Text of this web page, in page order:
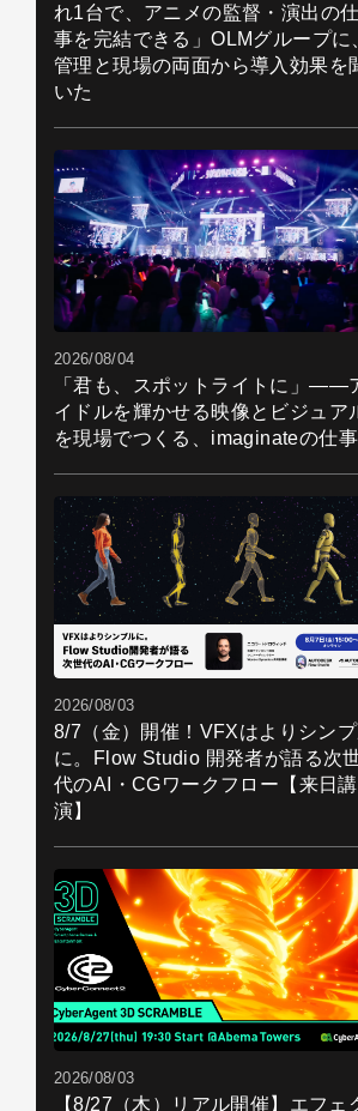
れ1台で、アニメの監督・演出の仕
事を完結できる」OLMグループに
管理と現場の両面から導入効果を
いた
2026/08/04
「君も、スポットライトに」――
イドルを輝かせる映像とビジュア
を現場でつくる、imaginateの仕事
2026/08/03
8/7（金）開催！VFXはよりシン
に。Flow Studio 開発者が語る次
代のAI・CGワークフロー【来日講
演】
2026/08/03
【8/27（木）リアル開催】エフェ